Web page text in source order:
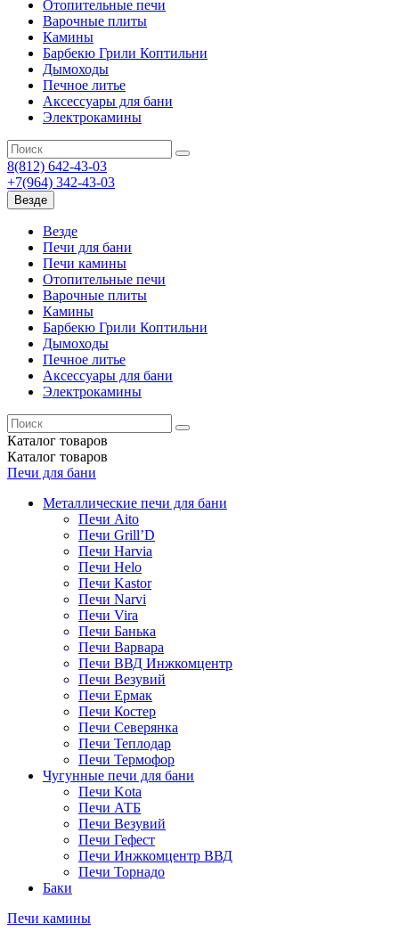
Отопительные печи
Варочные плиты
Камины
Барбекю Грили Коптильни
Дымоходы
Печное литье
Аксессуары для бани
Электрокамины
8(812) 642-43-03
+7(964) 342-43-03
Везде
Везде
Печи для бани
Печи камины
Отопительные печи
Варочные плиты
Камины
Барбекю Грили Коптильни
Дымоходы
Печное литье
Аксессуары для бани
Электрокамины
Каталог товаров
Каталог товаров
Печи для бани
Металлические печи для бани
Печи Aito
Печи Grill’D
Печи Harvia
Печи Helo
Печи Kastor
Печи Narvi
Печи Vira
Печи Банька
Печи Варвара
Печи ВВД Инжкомцентр
Печи Везувий
Печи Ермак
Печи Костер
Печи Северянка
Печи Теплодар
Печи Термофор
Чугунные печи для бани
Печи Kota
Печи АТБ
Печи Везувий
Печи Гефест
Печи Инжкомцентр ВВД
Печи Торнадо
Баки
Печи камины